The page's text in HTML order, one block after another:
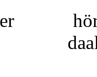
höra